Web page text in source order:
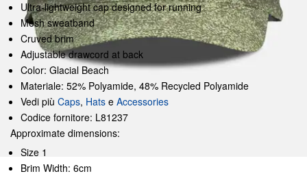
Ultra-lightweight cap designed for running
Mesh sweatband
Cruved brim
Adjustable drawcord at back
Color: Glacial Beach
Materiale: 52% Polyamide, 48% Recycled Polyamide
Vedi più Caps, Hats e Accessories
Codice fornitore: L81237
Approximate dimensions:
Size 1
Brim Width: 6cm